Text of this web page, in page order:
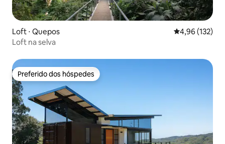
Loft ⋅ Quepos 4,96 de uma
4,96 (132)
Loft na selva
Preferido dos hóspedes
Preferido dos hóspedes